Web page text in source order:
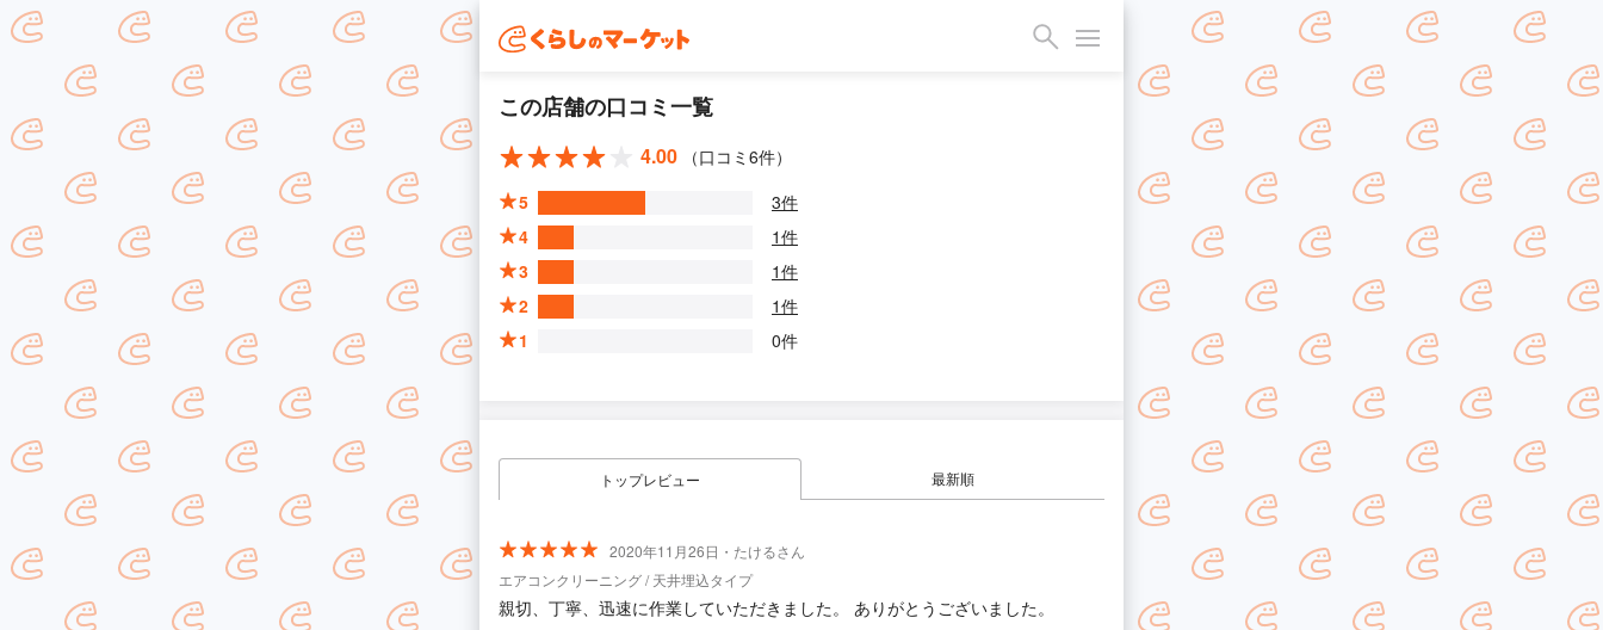
この店舗の口コミ一覧
4.00
（口コミ6件）
5
3件
4
1件
3
1件
2
1件
1
0件
トップレビュー 最新順
2020年11月26日・たけるさん
エアコンクリーニング / 天井埋込タイプ
親切、丁寧、迅速に作業していただきました。 ありがとうございました。